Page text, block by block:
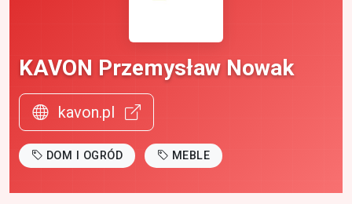
KAVON Przemysław Nowak
kavon.pl
DOM I OGRÓD MEBLE